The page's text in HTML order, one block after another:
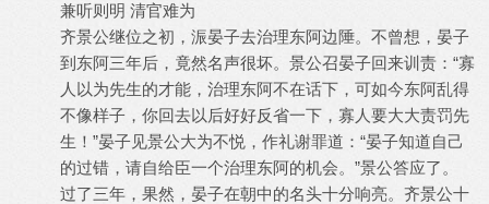
兼听则明 清官难为
齐景公继位之初，浱晏子去治理东阿边陲。不曾想，晏子
到东阿三年后，竟然名声很坏。景公召晏子回来训责：“寡
人以为先生的才能，治理东阿不在话下，可如今东阿乱得
不像样子，你回去以后好好反省一下，寡人要大大责罚先
生！”晏子见景公大为不悦，作礼谢罪道：“晏子知道自己
的过错，请自给臣一个治理东阿的机会。”景公答应了。
过了三年，果然，晏子在朝中的名头十分响亮。齐景公十